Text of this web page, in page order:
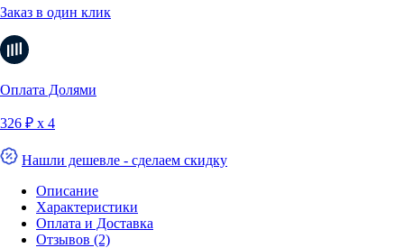
Заказ в один клик
Оплата Долями
326 ₽ х 4
Нашли дешевле - сделаем скидку
Описание
Характеристики
Оплата и Доставка
Отзывов (2)